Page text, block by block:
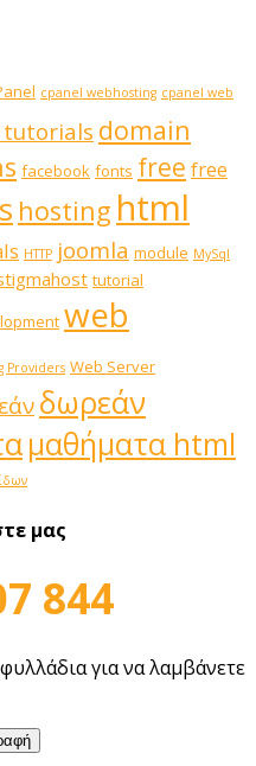
cpanel webhosting cpanel web
tutorials domain
facebook fonts free free
hosting html
HTTP joomla module MySql
tutorial
web
Providers Web Server
δωρεάν
μαθήματα html
μας
844
για να λαμβάνετε